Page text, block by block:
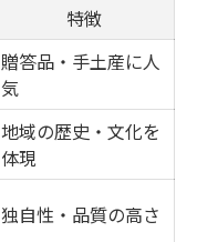
特徴
贈答品・手土産に人
気
地域の歴史・文化を
体現
独自性・品質の高さ